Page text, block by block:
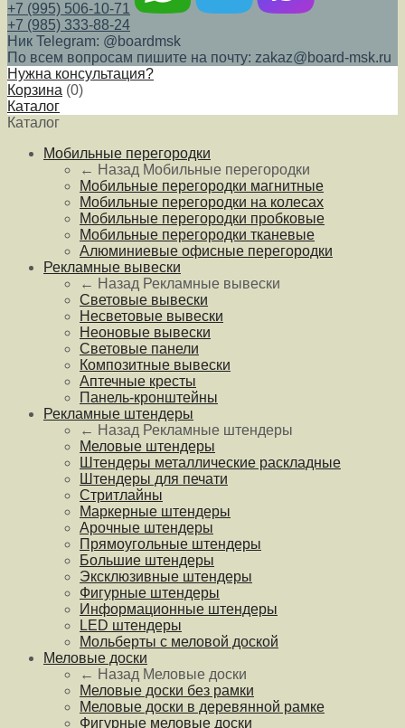
+7 (995) 506-10-71
+7 (985) 333-88-24
Ник Telegram: @boardmsk
По всем вопросам пишите на почту: zakaz@board-msk.ru
Нужна консультация?
Корзина (0)
Каталог
Каталог
Мобильные перегородки
← Назад Мобильные перегородки
Мобильные перегородки магнитные
Мобильные перегородки на колесах
Мобильные перегородки пробковые
Мобильные перегородки тканевые
Алюминиевые офисные перегородки
Рекламные вывески
← Назад Рекламные вывески
Световые вывески
Несветовые вывески
Неоновые вывески
Световые панели
Композитные вывески
Аптечные кресты
Панель-кронштейны
Рекламные штендеры
← Назад Рекламные штендеры
Меловые штендеры
Штендеры металлические раскладные
Штендеры для печати
Стритлайны
Маркерные штендеры
Арочные штендеры
Прямоугольные штендеры
Большие штендеры
Эксклюзивные штендеры
Фигурные штендеры
Информационные штендеры
LED штендеры
Мольберты с меловой доской
Меловые доски
← Назад Меловые доски
Меловые доски без рамки
Меловые доски в деревянной рамке
Фигурные меловые доски